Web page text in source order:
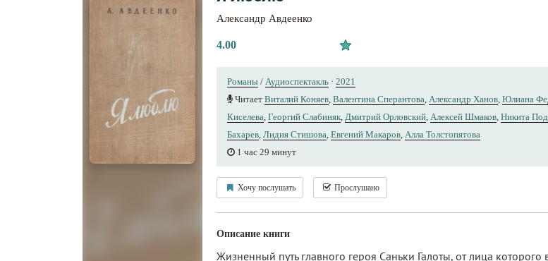
Александр Авдеенко
4.00
Романы / Аудиоспектакль · 2021
Читает Виталий Коняев, Валентина Сперантова, Александр Ханов, Юлиана
Киселева, Георгий Слабиняк, Дмитрий Орловский, Алексей Шмаков, Никита
Бахарев, Лидия Стишова, Евгений Макаров, Алла Толстопятова
1 час 29 минут
Хочу послушать Прослушано
Описание книги
Жизненный путь главного героя Саньки Галоты, от лица